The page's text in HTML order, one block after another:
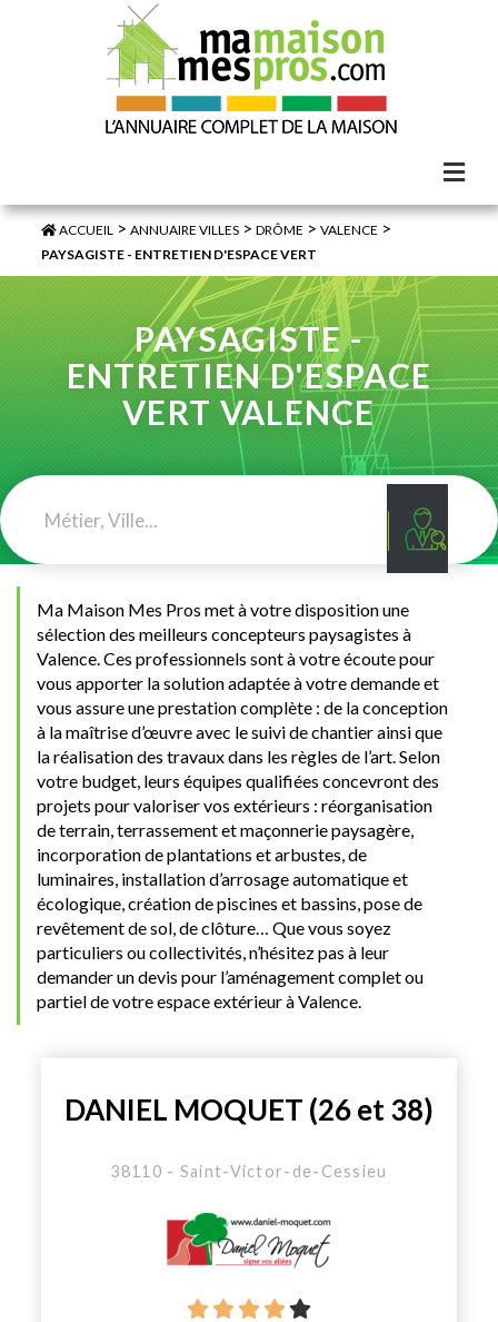
ACCUEIL >ANNUAIRE VILLES >DRÔME >VALENCE >
PAYSAGISTE - ENTRETIEN D'ESPACE VERT
PAYSAGISTE -
ENTRETIEN D'ESPACE
VERT VALENCE
Ma Maison Mes Pros met à votre disposition une
sélection des meilleurs concepteurs paysagistes à
Valence. Ces professionnels sont à votre écoute pour
vous apporter la solution adaptée à votre demande et
vous assure une prestation complète : de la conception
à la maîtrise d’œuvre avec le suivi de chantier ainsi que
la réalisation des travaux dans les règles de l’art. Selon
votre budget, leurs équipes qualifiées concevront des
projets pour valoriser vos extérieurs : réorganisation
de terrain, terrassement et maçonnerie paysagère,
incorporation de plantations et arbustes, de
luminaires, installation d’arrosage automatique et
écologique, création de piscines et bassins, pose de
revêtement de sol, de clôture… Que vous soyez
particuliers ou collectivités, n’hésitez pas à leur
demander un devis pour l’aménagement complet ou
partiel de votre espace extérieur à Valence.
DANIEL MOQUET (26 et 38)
38110 - Saint-Victor-de-Cessieu